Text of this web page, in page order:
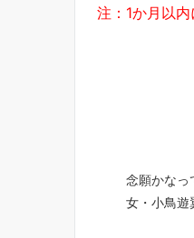
注：1か月以
念願かなっ
女・小鳥遊